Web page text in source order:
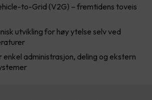
to-Grid (V2G) – fremtidens toveis
utvikling for høy ytelse selv ved
administrasjon, deling og ekstern